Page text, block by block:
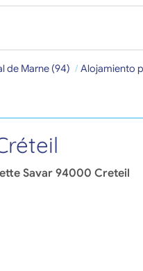
de Marne (94) Alojamiento
Savar 94000 Creteil